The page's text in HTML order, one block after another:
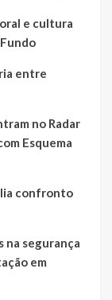
e cultura
entre
no Radar
Esquema
confronto
na segurança
em